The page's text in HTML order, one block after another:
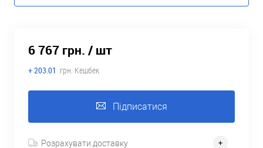
6 767 грн. / шт
+ 203.01 грн. Кешбек
Підписатися
Розрахувати доставку